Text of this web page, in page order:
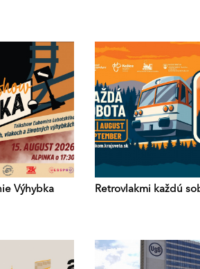
Výhybka
Retrovlakmi každú